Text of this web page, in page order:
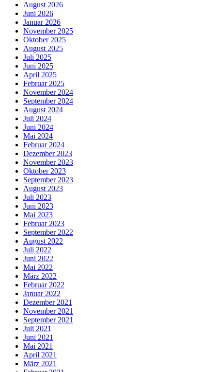
August 2026
Juni 2026
Januar 2026
November 2025
Oktober 2025
August 2025
Juli 2025
Juni 2025
April 2025
Februar 2025
November 2024
September 2024
August 2024
Juli 2024
Juni 2024
Mai 2024
Februar 2024
Dezember 2023
November 2023
Oktober 2023
September 2023
August 2023
Juli 2023
Juni 2023
Mai 2023
Februar 2023
September 2022
August 2022
Juli 2022
Juni 2022
Mai 2022
März 2022
Februar 2022
Januar 2022
Dezember 2021
November 2021
September 2021
Juli 2021
Juni 2021
Mai 2021
April 2021
März 2021